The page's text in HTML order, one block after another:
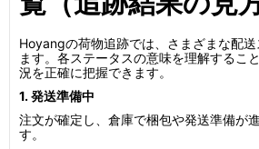
Hoyangの荷物追跡では、さまざまな配
ます。各ステータスの意味を理解するこ
況を正確に把握できます。
1. 発送準備中
注文が確定し、倉庫で梱包や発送準備が
す。